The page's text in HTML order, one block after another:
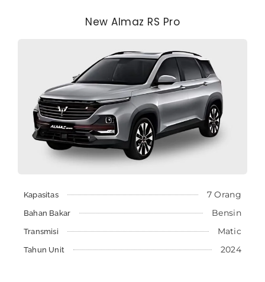
New Almaz RS Pro
Kapasitas 7 Orang
Bahan Bakar Bensin
Transmisi Matic
Tahun Unit 2024